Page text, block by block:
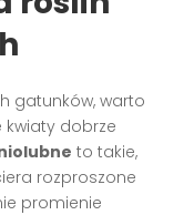
gatunków, warto
kwiaty dobrze
to takie,
rozproszone
promienie